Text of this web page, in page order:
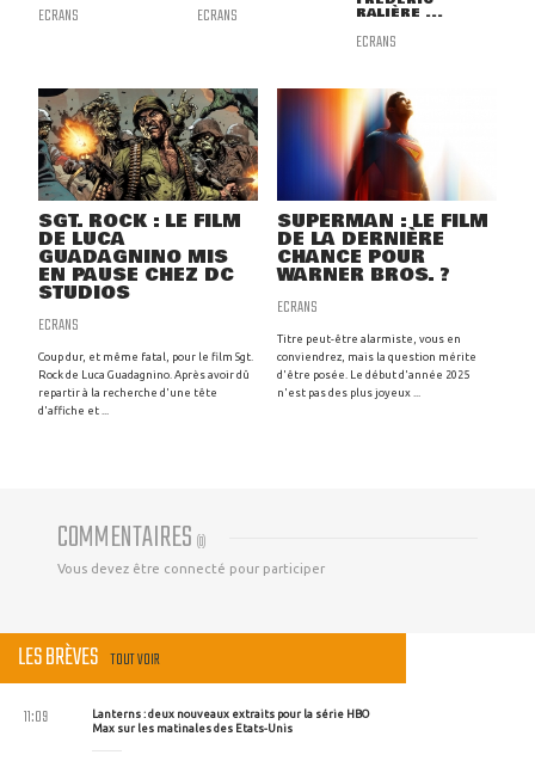
ECRANS ECRANS RALIÈRE ...
ECRANS
SGT. ROCK : LE FILM
DE LUCA
GUADAGNINO MIS
EN PAUSE CHEZ DC
STUDIOS
ECRANS
Coup dur, et même fatal, pour le film Sgt.
Rock de Luca Guadagnino. Après avoir dû
repartir à la recherche d'une tête
d'affiche et ...
SUPERMAN : LE FILM
DE LA DERNIÈRE
CHANCE POUR
WARNER BROS. ?
ECRANS
Titre peut-être alarmiste, vous en
conviendrez, mais la question mérite
d'être posée. Le début d'année 2025
n'est pas des plus joyeux ...
COMMENTAIRES (0)
Vous devez être connecté pour participer
LES BRÈVES TOUT VOIR
Lanterns : deux nouveaux extraits pour la série HBO
Max sur les matinales des Etats-Unis
11:09